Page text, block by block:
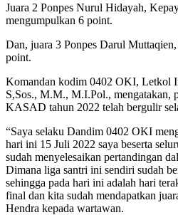
Juara 2 Ponpes Nurul Hidayah,
mengumpulkan 6 point.
Dan, juara 3 Ponpes Darul
point.
Komandan kodim 0402 OKI, Letkol
S,Sos., M.M., M.I.Pol., mengatakan,
KASAD tahun 2022 telah bergulir
“Saya selaku Dandim 0402 OKI
hari ini 15 Juli 2022 saya beserta
sudah menyelesaikan pertandingan
Dimana liga santri ini sendiri sudah
sehingga pada hari ini adalah hari
final dan kita sudah mendapatkan
Hendra kepada wartawan.